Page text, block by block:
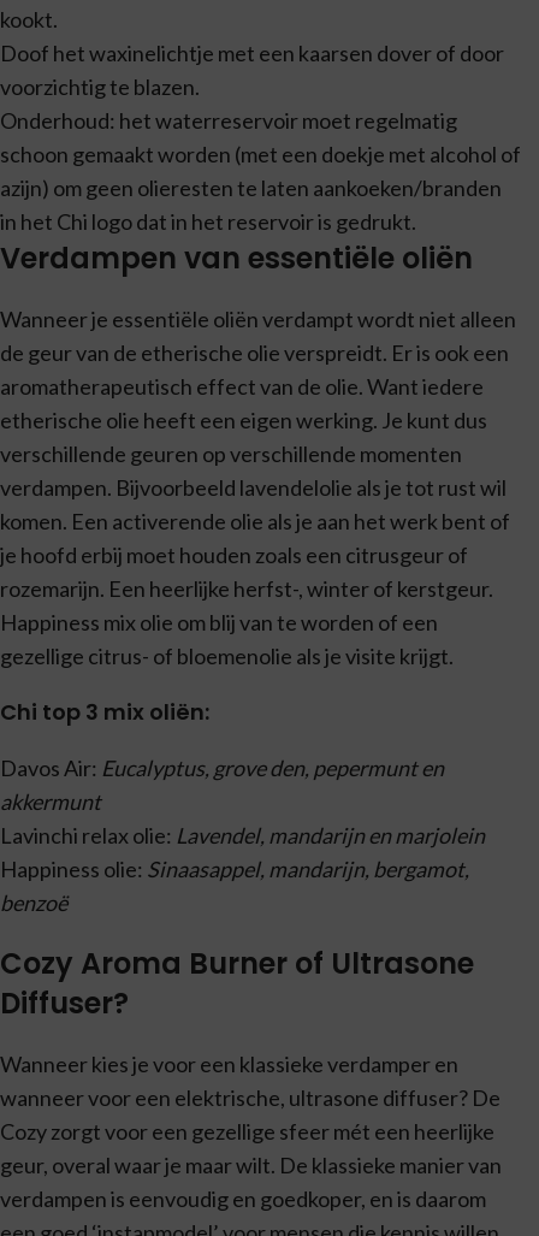
kookt.
Doof het waxinelichtje met een kaarsen dover of door
voorzichtig te blazen.
Onderhoud: het waterreservoir moet regelmatig
schoon gemaakt worden (met een doekje met alcohol of
azijn) om geen olieresten te laten aankoeken/branden
in het Chi logo dat in het reservoir is gedrukt.
Verdampen van essentiële oliën
Wanneer je essentiële oliën verdampt wordt niet alleen
de geur van de etherische olie verspreidt. Er is ook een
aromatherapeutisch effect van de olie. Want iedere
etherische olie heeft een eigen werking. Je kunt dus
verschillende geuren op verschillende momenten
verdampen. Bijvoorbeeld lavendelolie als je tot rust wil
komen. Een activerende olie als je aan het werk bent of
je hoofd erbij moet houden zoals een citrusgeur of
rozemarijn. Een heerlijke herfst-, winter of kerstgeur.
Happiness mix olie om blij van te worden of een
gezellige citrus- of bloemenolie als je visite krijgt.
Chi top 3 mix oliën:
Davos Air: Eucalyptus, grove den, pepermunt en
akkermunt
Lavinchi relax olie: Lavendel, mandarijn en marjolein
Happiness olie: Sinaasappel, mandarijn, bergamot,
benzoë
Cozy Aroma Burner of Ultrasone
Diffuser?
Wanneer kies je voor een klassieke verdamper en
wanneer voor een elektrische, ultrasone diffuser? De
Cozy zorgt voor een gezellige sfeer mét een heerlijke
geur, overal waar je maar wilt. De klassieke manier van
verdampen is eenvoudig en goedkoper, en is daarom